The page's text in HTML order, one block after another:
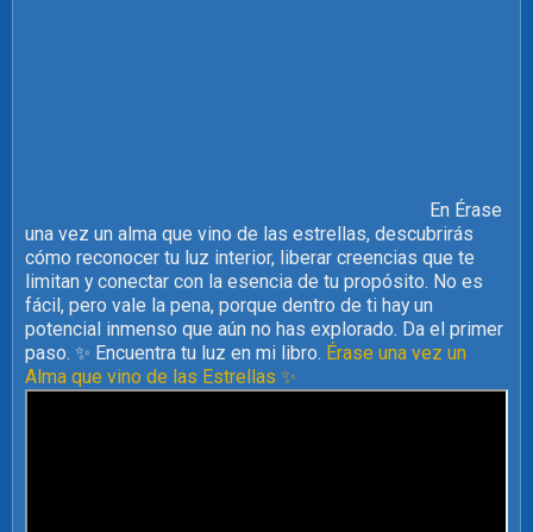
En Érase
una vez un alma que vino de las estrellas, descubrirás
cómo reconocer tu luz interior, liberar creencias que te
limitan y conectar con la esencia de tu propósito. No es
fácil, pero vale la pena, porque dentro de ti hay un
potencial inmenso que aún no has explorado. Da el primer
paso. ✨ Encuentra tu luz en mi libro. Érase una vez un
Alma que vino de las Estrellas ✨️